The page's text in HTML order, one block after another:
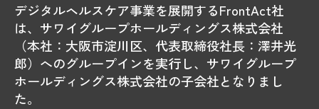
デジタルヘルスケア事業を展開するFrontAct社
は、サワイグループホールディングス株式会社
（本社：大阪市淀川区、代表取締役社長：澤井光
郎）へのグループインを実行し、サワイグループ
ホールディングス株式会社の子会社となりまし
た。